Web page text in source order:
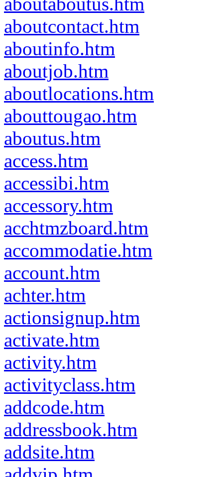
aboutcontact.htm
aboutinfo.htm
aboutjob.htm
aboutlocations.htm
abouttougao.htm
aboutus.htm
access.htm
accessibi.htm
accessory.htm
acchtmzboard.htm
accommodatie.htm
account.htm
achter.htm
actionsignup.htm
activate.htm
activity.htm
activityclass.htm
addcode.htm
addressbook.htm
addsite.htm